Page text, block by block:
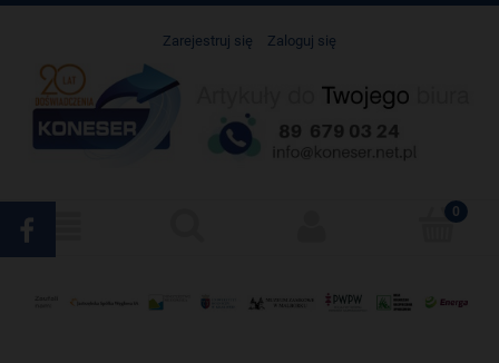
Zarejestruj się Zaloguj się